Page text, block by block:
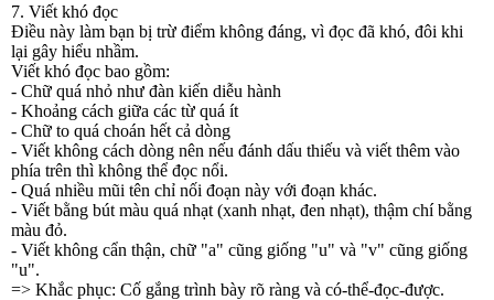
7. Viết khó đọc
Điều này làm bạn bị trừ điểm không đáng, vì đọc đã khó, đôi khi
lại gây hiểu nhầm.
Viết khó đọc bao gồm:
- Chữ quá nhỏ như đàn kiến diễu hành
- Khoảng cách giữa các từ quá ít
- Chữ to quá choán hết cả dòng
- Viết không cách dòng nên nếu đánh dấu thiếu và viết thêm vào
phía trên thì không thể đọc nổi.
- Quá nhiều mũi tên chỉ nối đoạn này với đoạn khác.
- Viết bằng bút màu quá nhạt (xanh nhạt, đen nhạt), thậm chí bằng
màu đỏ.
- Viết không cẩn thận, chữ "a" cũng giống "u" và "v" cũng giống
"u".
=> Khắc phục: Cố gắng trình bày rõ ràng và có-thể-đọc-được.